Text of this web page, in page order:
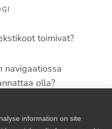
toimivat?
navigaatiossa
olla?
– tunnistatko näitä
information on site